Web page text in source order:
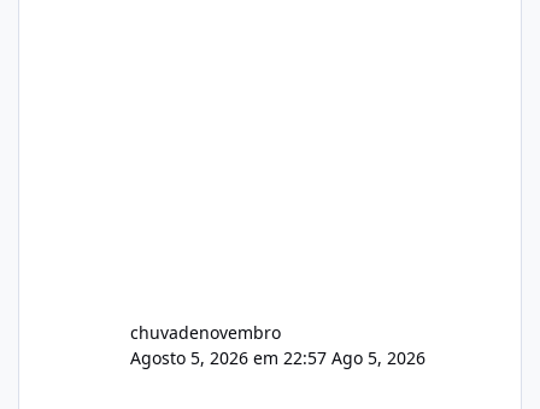
chuvadenovembro
Agosto 5, 2026 em 22:57 Ago 5, 2026